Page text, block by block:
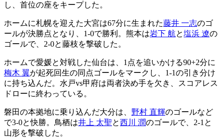
し、首位の座をキープした。
ホームに札幌を迎えた大宮は67分に生まれた藤井 一志のゴ
ールが決勝点となり、1-0で勝利。熊本は岩下 航と塩浜 遼の
ゴールで、2-0と藤枝を撃破した。
ホームで愛媛と対戦した仙台は、1点を追いかける90+2分に
梅木 翼が起死回生の同点ゴールをマークし、1-1の引き分け
に持ち込んだ。水戸vs甲府は両者決め手を欠き、スコアレス
ドローに終わっている。
磐田の本拠地に乗り込んだ大分は、 野村 直輝のゴールなど
で3-0と快勝。鳥栖は井上 太聖と西川 潤のゴールで、2-1と
山形を撃破した。